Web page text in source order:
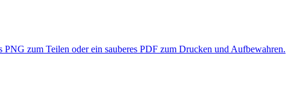
PNG zum Teilen oder ein sauberes PDF zum Drucken und Aufbewahren.